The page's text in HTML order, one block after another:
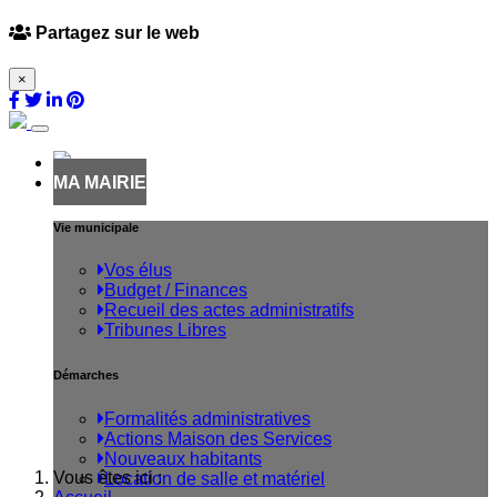
Partagez sur le web
×
MA MAIRIE
Vie municipale
Vos élus
Budget / Finances
Recueil des actes administratifs
Tribunes Libres
Démarches
Formalités administratives
Actions Maison des Services
Nouveaux habitants
Location de salle et matériel
Vous êtes ici :